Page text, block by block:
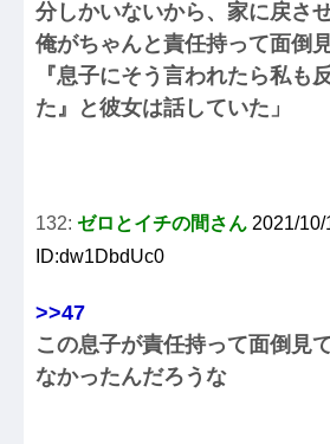
分しかいないから、家に戻させ
俺がちゃんと責任持って面倒
『息子にそう言われたら私も
た』と彼女は話していた」
132: ゼロとイチの間さん 2021/
ID:dw1DbdUc0
>>47
この息子が責任持って面倒見
なかったんだろうな